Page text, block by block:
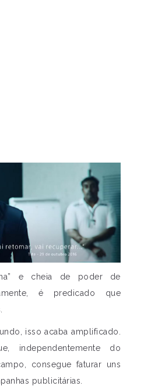
e cheia de poder de
é predicado que
isso acaba amplificado.
independentemente do
consegue faturar uns
publicitárias.